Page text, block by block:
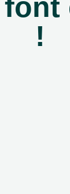
!